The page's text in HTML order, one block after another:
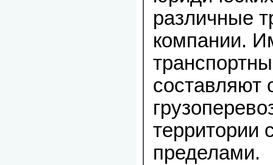
различные
компании.
составляют
территории
пределами.